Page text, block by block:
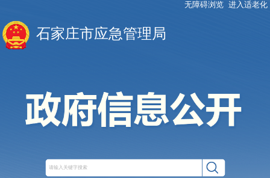
无障碍浏览 进入适老化
石家庄市应急管理局